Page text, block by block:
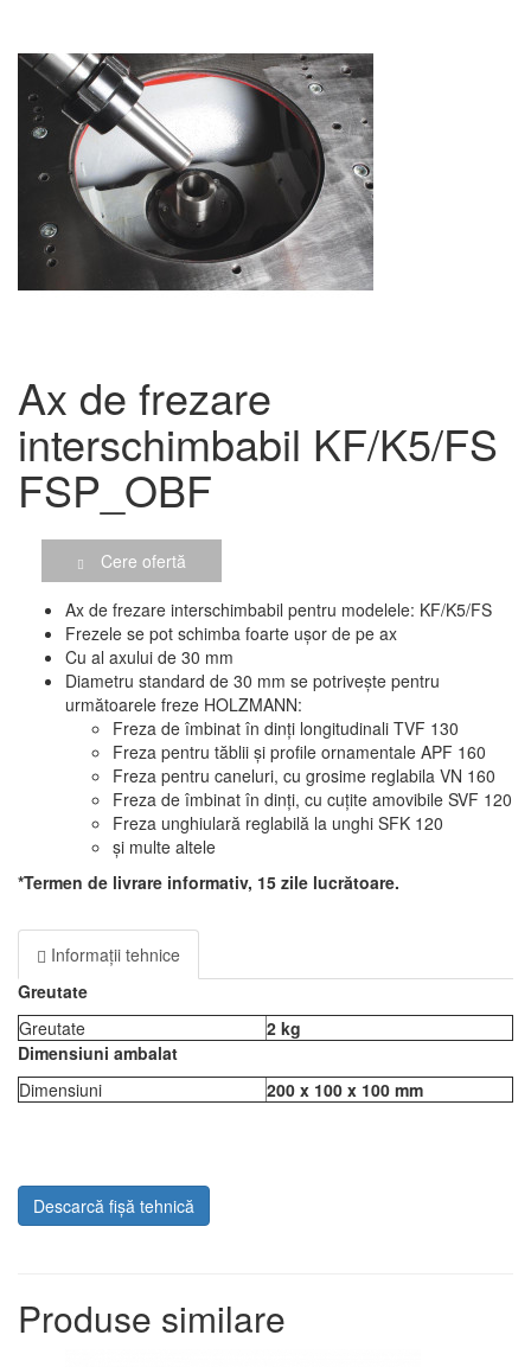
Ax de frezare
interschimbabil KF/K5/FS
FSP_OBF
Cere ofertă
Ax de frezare interschimbabil pentru modelele: KF/K5/FS
Frezele se pot schimba foarte ușor de pe ax
Cu al axului de 30 mm
Diametru standard de 30 mm se potrivește pentru
următoarele freze HOLZMANN:
Freza de îmbinat în dinți longitudinali TVF 130
Freza pentru tăblii și profile ornamentale APF 160
Freza pentru caneluri, cu grosime reglabila VN 160
Freza de îmbinat în dinți, cu cuțite amovibile SVF 120
Freza unghiulară reglabilă la unghi SFK 120
și multe altele
*Termen de livrare informativ, 15 zile lucrătoare.
Informații tehnice
Greutate
Greutate
2 kg
Dimensiuni ambalat
Dimensiuni
200 x 100 x 100 mm
Descarcă fișă tehnică
Produse similare